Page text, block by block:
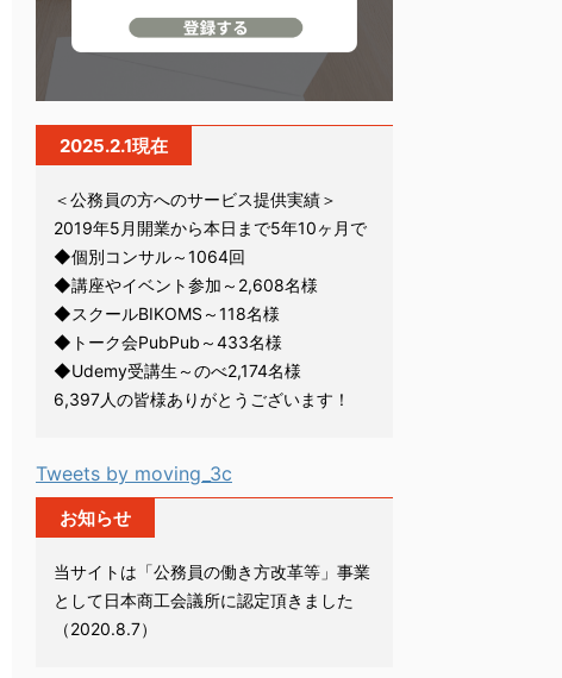
2025.2.1現在
＜公務員の方へのサービス提供実績＞
2019年5月開業から本日まで5年10ヶ月で
◆個別コンサル～1064回
◆講座やイベント参加～2,608名様
◆スクールBIKOMS～118名様
◆トーク会PubPub～433名様
◆Udemy受講生～のべ2,174名様
6,397人の皆様ありがとうございます！
Tweets by moving_3c
お知らせ
当サイトは「公務員の働き方改革等」事業
として日本商工会議所に認定頂きました
（2020.8.7）